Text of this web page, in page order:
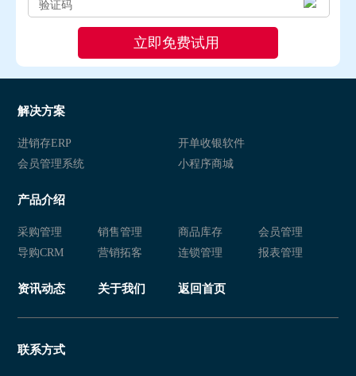
解决方案
进销存ERP
开单收银软件
会员管理系统
小程序商城
产品介绍
采购管理 销售管理 商品库存
会员管理
导购CRM
营销拓客 连锁管理 报表管理
资讯动态 关于我们 返回首页
联系方式